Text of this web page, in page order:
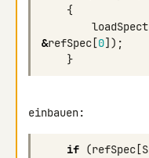
{
&refSpec [0]);
}
if (refSpec [